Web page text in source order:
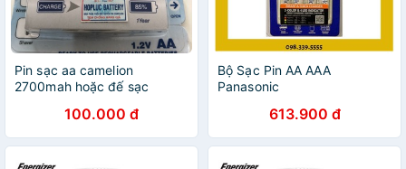
Pin sạc aa camelion
2700mah hoặc đế sạc
100.000 đ
Bộ Sạc Pin AA AAA
Panasonic
613.900 đ